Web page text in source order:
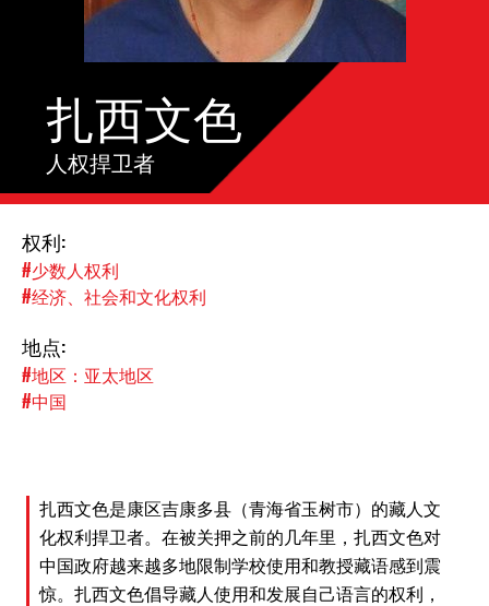
扎西文色
人权捍卫者
权利:
#少数人权利
#经济、社会和文化权利
地点:
#地区：亚太地区
#中国
扎西文色是康区吉康多县（青海省玉树市）的藏人文
化权利捍卫者。在被关押之前的几年里，扎西文色对
中国政府越来越多地限制学校使用和教授藏语感到震
惊。扎西文色倡导藏人使用和发展自己语言的权利，